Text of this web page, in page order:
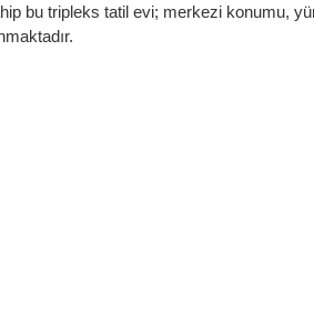
bu tripleks tatil evi; merkezi konumu,